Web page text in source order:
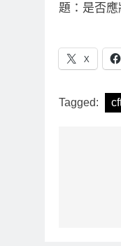
題：是否
X
Tagged: